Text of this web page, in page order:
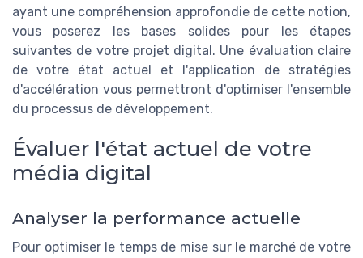
ayant une compréhension approfondie de cette notion,
vous poserez les bases solides pour les étapes
suivantes de votre projet digital. Une évaluation claire
de votre état actuel et l'application de stratégies
d'accélération vous permettront d'optimiser l'ensemble
du processus de développement.
Évaluer l'état actuel de votre
média digital
Analyser la performance actuelle
Pour optimiser le temps de mise sur le marché de votre